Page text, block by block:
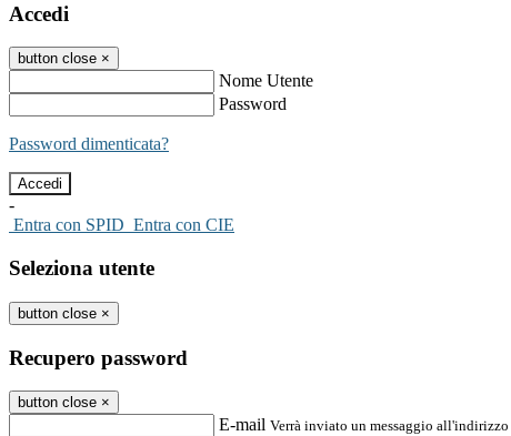
Accedi
button close ×
Nome Utente
Password
Password dimenticata?
-
Entra con SPID Entra con CIE
Seleziona utente
button close ×
Recupero password
button close ×
E-mail Verrà inviato un messaggio